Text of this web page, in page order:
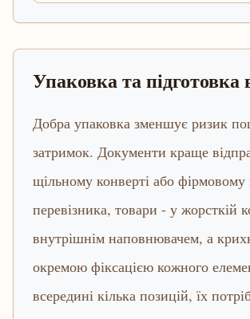
Упаковка та підготовка
Добра упаковка зменшує ризик
затримок. Документи краще
щільному конверті або фірмовому
перевізника, товари - у жорсткій
внутрішнім наповнювачем, а
окремою фіксацією кожного
всередині кілька позицій, їх